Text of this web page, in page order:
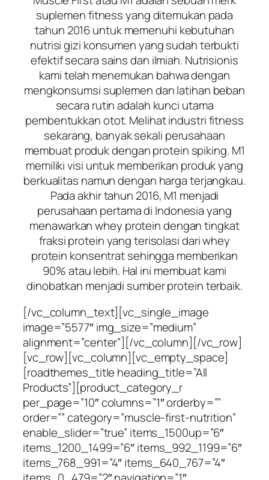
suplemen fitness yang ditemukan pada
tahun 2016 untuk memenuhi kebutuhan
nutrisi gizi konsumen yang sudah terbukti
efektif secara sains dan ilmiah. Nutrisionis
kami telah menemukan bahwa dengan
mengkonsumsi suplemen dan latihan beban
secara rutin adalah kunci utama
pembentukkan otot. Melihat industri fitness
sekarang, banyak sekali perusahaan
membuat produk dengan protein spiking. M1
memiliki visi untuk memberikan produk yang
berkualitas namun dengan harga terjangkau.
Pada akhir tahun 2016, M1 menjadi
perusahaan pertama di Indonesia yang
menawarkan whey protein dengan tingkat
fraksi protein yang terisolasi dari whey
protein konsentrat sehingga memberikan
90% atau lebih. Hal ini membuat kami
dinobatkan menjadi sumber protein terbaik.
[/vc_column_text][vc_single_image
image=”5577″ img_size=”medium”
alignment=”center”][/vc_column][/vc_row]
[vc_row][vc_column][vc_empty_space]
[roadthemes_title heading_title=”All
Products”][product_category_r
per_page=”10″ columns=”1″ orderby=””
order=”” category=”muscle-first-nutrition”
enable_slider=”true” items_1500up=”6″
items_1200_1499=”6″ items_992_1199=”6″
items_768_991=”4″ items_640_767=”4″